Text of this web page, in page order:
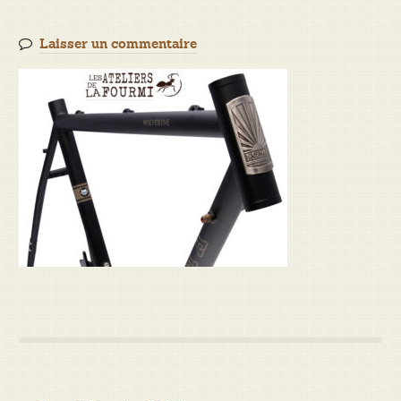
Laisser un commentaire